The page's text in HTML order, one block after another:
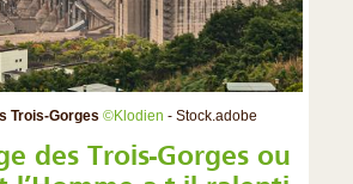
Trois-Gorges ©Klodien - Stock.adobe
des Trois-Gorges ou